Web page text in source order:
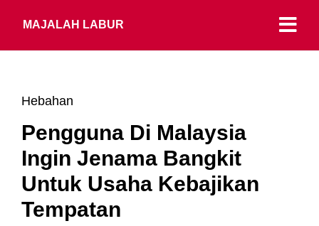
MAJALAH LABUR
Hebahan
Pengguna Di Malaysia
Ingin Jenama Bangkit
Untuk Usaha Kebajikan
Tempatan